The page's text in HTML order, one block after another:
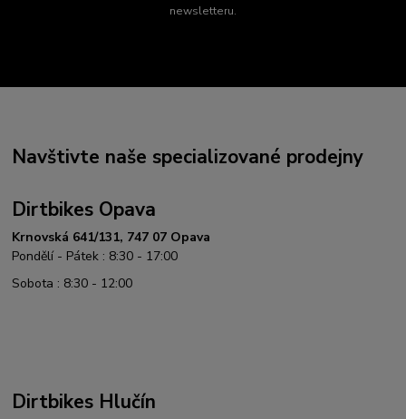
newsletteru.
Navštivte naše specializované prodejny
Dirtbikes Opava
Krnovská 641/131, 747 07 Opava
Pondělí - Pátek : 8:30 - 17:00
Sobota : 8:30 - 12:00
Dirtbikes Hlučín